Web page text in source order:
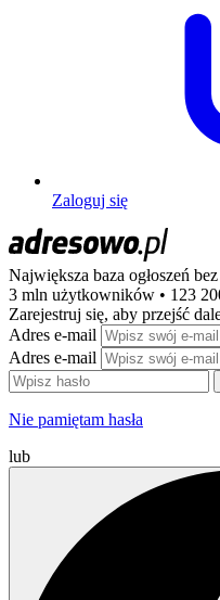
Zaloguj się
Największa baza ogłoszeń
3 mln użytkowników • 123
Zarejestruj się, aby przejść
Adres e-mail
Adres e-mail
Nie pamiętam hasła
lub